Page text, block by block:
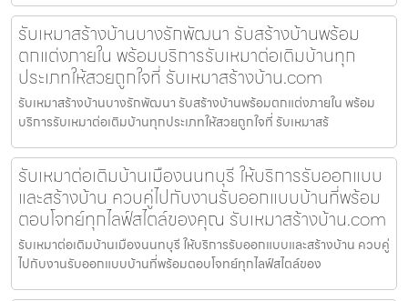
รับเหมาสร้างบ้านบางรักพัฒนา รับสร้างบ้านพร้อม
ตกแต่งภายใน พร้อมบริการรับเหมาต่อเติมบ้านทุก
ประเภทให้สวยถูกใจที่ รับเหมาสร้างบ้าน.com
รับเหมาสร้างบ้านบางรักพัฒนา รับสร้างบ้านพร้อมตกแต่งภายใน พร้อม
บริการรับเหมาต่อเติมบ้านทุกประเภทให้สวยถูกใจที่ รับเหมาสร้
รับเหมาต่อเติมบ้านเมืองนนทบุรี ให้บริการรับออกแบบ
และสร้างบ้าน ควบคู่ไปกับงานรับออกแบบบ้านที่พร้อม
ตอบโจทย์ทุกไลฟ์สไตล์ของคุณ รับเหมาสร้างบ้าน.com
รับเหมาต่อเติมบ้านเมืองนนทบุรี ให้บริการรับออกแบบและสร้างบ้าน ควบคู่
ไปกับงานรับออกแบบบ้านที่พร้อมตอบโจทย์ทุกไลฟ์สไตล์ของ